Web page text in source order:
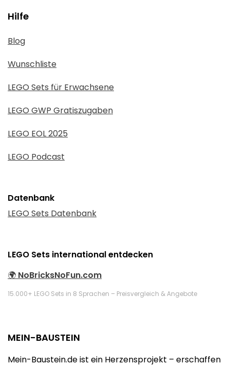
Hilfe
Blog
Wunschliste
LEGO Sets für Erwachsene
LEGO GWP Gratiszugaben
LEGO EOL 2025
LEGO Podcast
Datenbank
LEGO Sets Datenbank
LEGO Sets international entdecken
🌍 NoBricksNoFun.com
15.000+ LEGO Sets in 8 Sprachen – Preisvergleich & Angebote
MEIN-BAUSTEIN
Mein-Baustein.de ist ein Herzensprojekt – erschaffen